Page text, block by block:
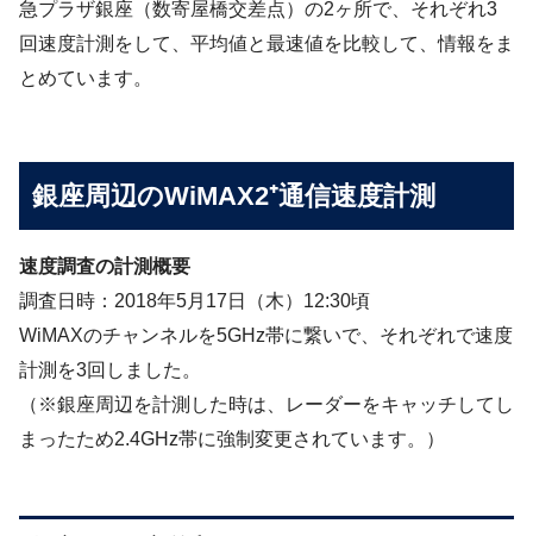
急プラザ銀座（数寄屋橋交差点）の2ヶ所で、それぞれ3
回速度計測をして、平均値と最速値を比較して、情報をま
とめています。
銀座周辺のWiMAX2⁺通信速度計測
速度調査の計測概要
調査日時：2018年5月17日（木）12:30頃
WiMAXのチャンネルを5GHz帯に繋いで、それぞれで速度
計測を3回しました。
（※銀座周辺を計測した時は、レーダーをキャッチしてし
まったため2.4GHz帯に強制変更されています。）